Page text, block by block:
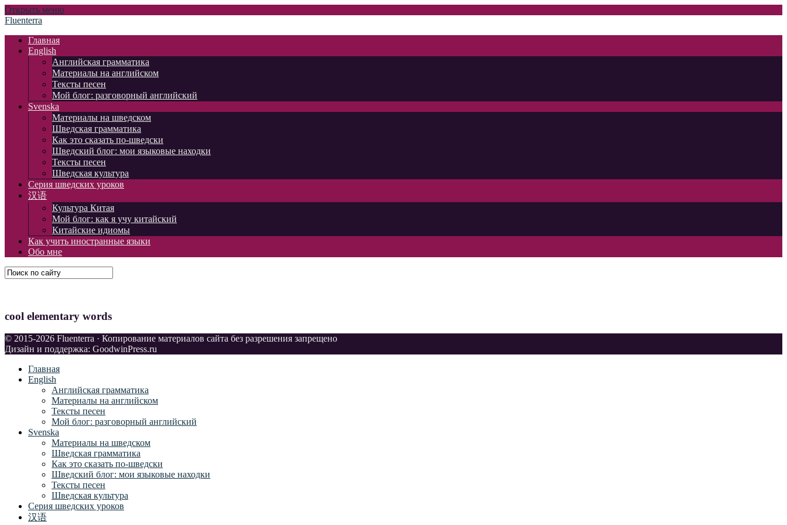
Открыть меню
Fluenterra
Главная
English
Английская грамматика
Материалы на английском
Тексты песен
Мой блог: разговорный английский
Svenska
Материалы на шведском
Шведская грамматика
Как это сказать по-шведски
Шведский блог: мои языковые находки
Тексты песен
Шведская культура
Серия шведских уроков
汉语
Культура Китая
Мой блог: как я учу китайский
Китайские идиомы
Как учить иностранные языки
Обо мне
cool elementary words
© 2015-2026 Fluenterra · Копирование материалов сайта без разрешения запрещено
Дизайн и поддержка: GoodwinPress.ru
Главная
English
Английская грамматика
Материалы на английском
Тексты песен
Мой блог: разговорный английский
Svenska
Материалы на шведском
Шведская грамматика
Как это сказать по-шведски
Шведский блог: мои языковые находки
Тексты песен
Шведская культура
Серия шведских уроков
汉语